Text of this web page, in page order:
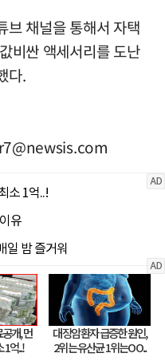
브 채널을 통해서 자택
비싼 액세서리를 도난
다.